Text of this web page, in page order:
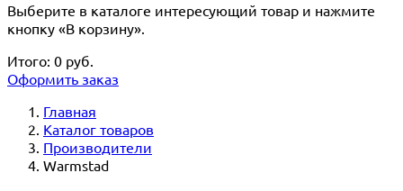
Выберите в каталоге интересующий товар и нажмите
кнопку «В корзину».
Итого: 0 руб.
Оформить заказ
Главная
Каталог товаров
Производители
Warmstad